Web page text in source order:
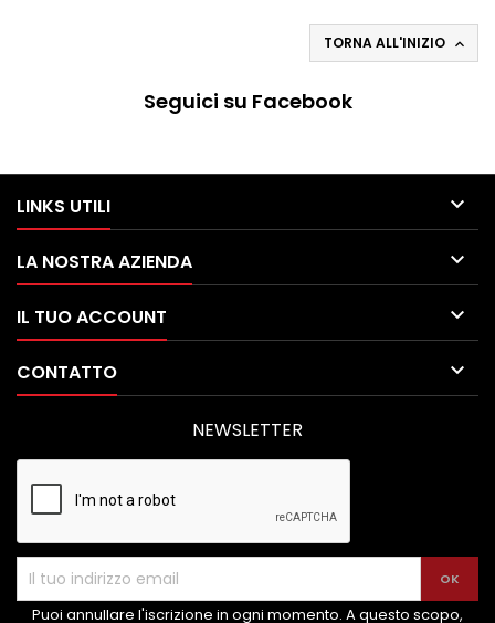
TORNA ALL'INIZIO 
Seguici su Facebook
LINKS UTILI 
LA NOSTRA AZIENDA 
IL TUO ACCOUNT 
CONTATTO 
NEWSLETTER
Puoi annullare l'iscrizione in ogni momento. A questo scopo,